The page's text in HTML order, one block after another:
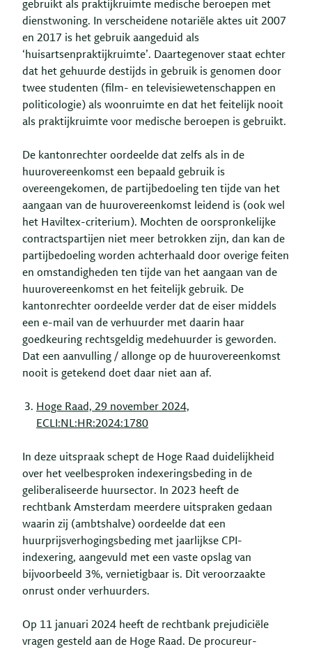
gebruikt als praktijkruimte medische beroepen met
dienstwoning. In verscheidene notariële aktes uit 2007
en 2017 is het gebruik aangeduid als
‘huisartsenpraktijkruimte’. Daartegenover staat echter
dat het gehuurde destijds in gebruik is genomen door
twee studenten (film- en televisiewetenschappen en
politicologie) als woonruimte en dat het feitelijk nooit
als praktijkruimte voor medische beroepen is gebruikt.
De kantonrechter oordeelde dat zelfs als in de
huurovereenkomst een bepaald gebruik is
overeengekomen, de partijbedoeling ten tijde van het
aangaan van de huurovereenkomst leidend is (ook wel
het Haviltex-criterium). Mochten de oorspronkelijke
contractspartijen niet meer betrokken zijn, dan kan de
partijbedoeling worden achterhaald door overige feiten
en omstandigheden ten tijde van het aangaan van de
huurovereenkomst en het feitelijk gebruik. De
kantonrechter oordeelde verder dat de eiser middels
een e-mail van de verhuurder met daarin haar
goedkeuring rechtsgeldig medehuurder is geworden.
Dat een aanvulling / allonge op de huurovereenkomst
nooit is getekend doet daar niet aan af.
Hoge Raad, 29 november 2024,
ECLI:NL:HR:2024:1780
In deze uitspraak schept de Hoge Raad duidelijkheid
over het veelbesproken indexeringsbeding in de
geliberaliseerde huursector. In 2023 heeft de
rechtbank Amsterdam meerdere uitspraken gedaan
waarin zij (ambtshalve) oordeelde dat een
huurprijsverhogingsbeding met jaarlijkse CPI-
indexering, aangevuld met een vaste opslag van
bijvoorbeeld 3%, vernietigbaar is. Dit veroorzaakte
onrust onder verhuurders.
Op 11 januari 2024 heeft de rechtbank prejudiciële
vragen gesteld aan de Hoge Raad. De procureur-